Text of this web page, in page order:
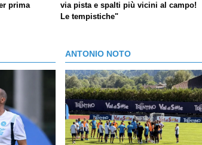
prima
via pista e spalti più vicini al campo!
Le tempistiche"
ANTONIO NOTO